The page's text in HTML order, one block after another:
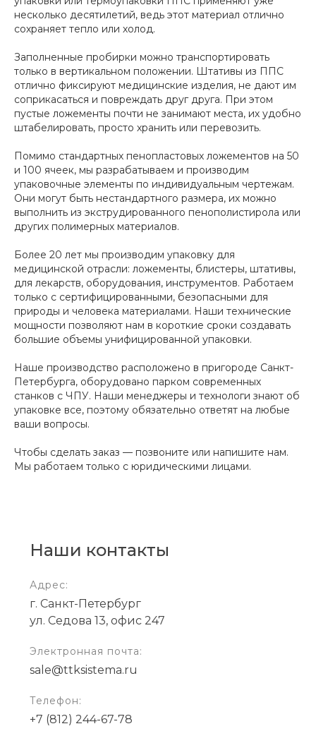
несколько десятилетий, ведь этот материал отлично
сохраняет тепло или холод.
Заполненные пробирки можно транспортировать
только в вертикальном положении. Штативы из ППС
отлично фиксируют медицинские изделия, не дают им
соприкасаться и повреждать друг друга. При этом
пустые ложементы почти не занимают места, их удобно
штабелировать, просто хранить или перевозить.
Помимо стандартных пенопластовых ложементов на 50
и 100 ячеек, мы разрабатываем и производим
упаковочные элементы по индивидуальным чертежам.
Они могут быть нестандартного размера, их можно
выполнить из экструдированного пенополистирола или
других полимерных материалов.
Более 20 лет мы производим упаковку для
медицинской отрасли: ложементы, блистеры, штативы,
для лекарств, оборудования, инструментов. Работаем
только с сертифицированными, безопасными для
природы и человека материалами. Наши технические
мощности позволяют нам в короткие сроки создавать
большие объемы унифицированной упаковки.
Наше производство расположено в пригороде Санкт-
Петербурга, оборудовано парком современных
станков с ЧПУ. Наши менеджеры и технологи знают об
упаковке все, поэтому обязательно ответят на любые
ваши вопросы.
Чтобы сделать заказ — позвоните или напишите нам.
Мы работаем только с юридическими лицами.
Наши контакты
Адрес:
г. Санкт-Петербург
ул. Седова 13, офис 247
Электронная почта:
sale@ttksistema.ru
Телефон:
+7 (812) 244-67-78